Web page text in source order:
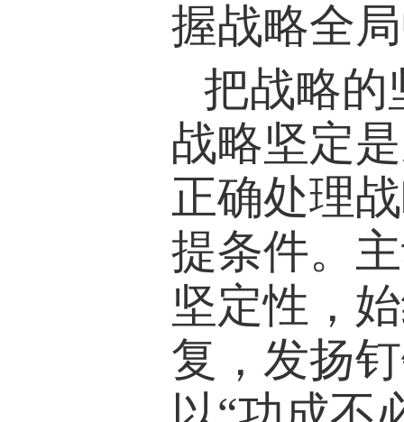
握战略全
把战略的
战略坚定
正确处理
提条件。
坚定性，
复，发扬